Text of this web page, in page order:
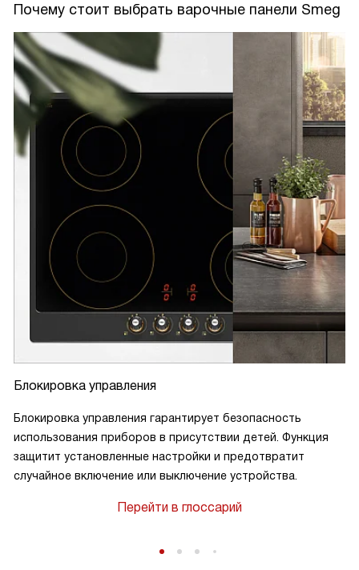
Почему стоит выбрать варочные панели Smeg
Блокировка управления
Блокировка управления гарантирует безопасность
использования приборов в присутствии детей. Функция
защитит установленные настройки и предотвратит
случайное включение или выключение устройства.
Перейти в глоссарий